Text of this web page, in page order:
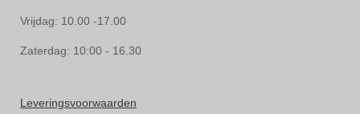
Vrijdag: 10.00 -17.00
Zaterdag: 10:00 - 16.30
Leveringsvoorwaarden